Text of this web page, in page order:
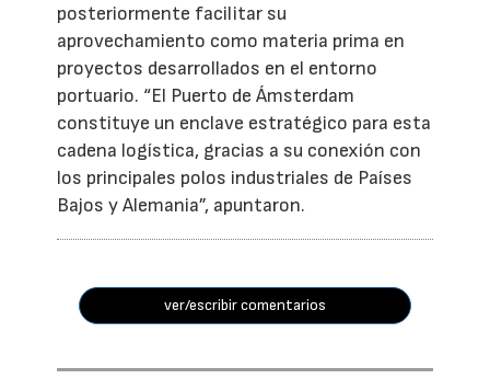
posteriormente facilitar su
aprovechamiento como materia prima en
proyectos desarrollados en el entorno
portuario. “El Puerto de Ámsterdam
constituye un enclave estratégico para esta
cadena logística, gracias a su conexión con
los principales polos industriales de Países
Bajos y Alemania”, apuntaron.
ver/escribir comentarios